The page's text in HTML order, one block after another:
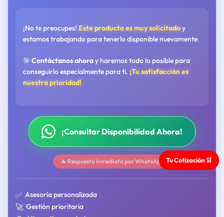
¡No te preocupes! Este producto es muy solicitadoy
estamos trabajando para tenerlo disponible nuevamente.
🎯 Contáctanos ahoray haremos todo lo posible para
conseguirlo especialmente para ti. ¡Tu satisfacción es
nuestra prioridad!
¡Consultar Disponibilidad Ahora!
🔥 Respuesta inmediata por WhatsApp
✅ Asesoría personalizada
🚀 Gestión prioritaria
Tu Cotización 🛒